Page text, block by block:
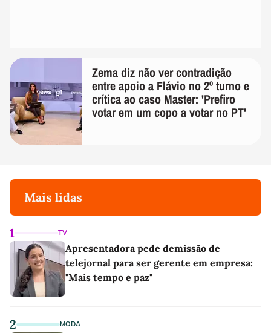
Zema diz não ver contradição
entre apoio a Flávio no 2º turno e
crítica ao caso Master: 'Prefiro
votar em um copo a votar no PT'
Mais lidas
1 TV
Apresentadora pede demissão de
telejornal para ser gerente em empresa:
"Mais tempo e paz"
2 MODA